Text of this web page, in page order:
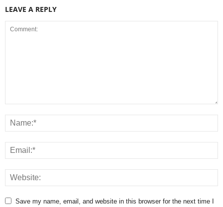
LEAVE A REPLY
Save my name, email, and website in this browser for the next time I